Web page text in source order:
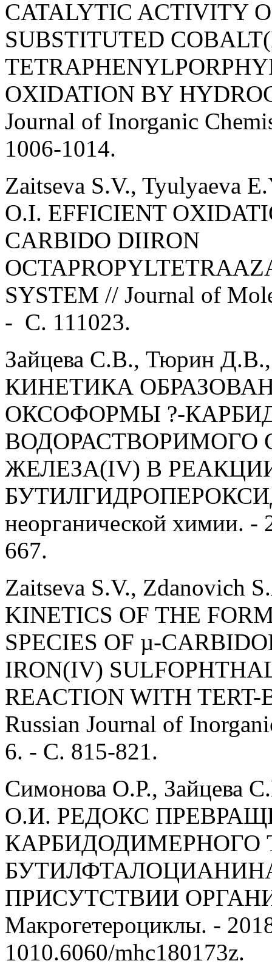
CATALYTIC ACTIVITY
SUBSTITUTED
OXIDATION BY
Journal of Inorganic
1006-1014.
Zaitseva S.V., Tyulyaeva
O.I. EFFICIENT
CARBIDO DIIRON
SYSTEM // Journal of
- С. 111023.
Зайцева С.В., Тюрин
КИНЕТИКА
ОКСОФОРМЫ ?-
ВОДОРАСТВОРИМОГО
ЖЕЛЕЗА(IV) В
неорганической химии.
667.
Zaitseva S.V., Zdanovich
KINETICS OF THE
SPECIES OF µ-
IRON(IV)
REACTION WITH
Russian Journal of
6. - С. 815-821.
Симонова О.Р., Зайцева
О.И. РЕДОКС
КАРБИДОДИМЕРНОГО
ПРИСУТСТВИИ
Макрогетероциклы. -
1010.6060/mhc180173z.